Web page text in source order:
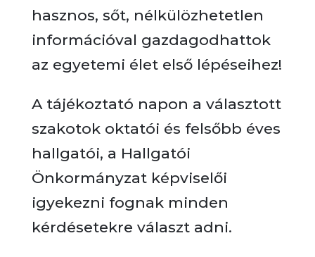
hasznos, sőt, nélkülözhetetlen
információval gazdagodhattok
az egyetemi élet első lépéseihez!
A tájékoztató napon a választott
szakotok oktatói és felsőbb éves
hallgatói, a Hallgatói
Önkormányzat képviselői
igyekezni fognak minden
kérdésetekre választ adni.